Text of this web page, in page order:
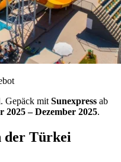
Gepäck mit Sunexpress ab
2025 – Dezember 2025.
der Türkei